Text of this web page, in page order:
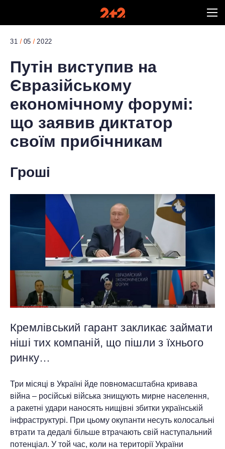
31 05 2022
Путін виступив на
Євразійському
економічному форумі:
що заявив диктатор
своїм прибічникам
Гроші
Кремлівський гарант закликає займати
ніші тих компаній, що пішли з їхнього
ринку…
Три місяці в Україні йде повномасштабна кривава
війна – російські війська знищують мирне населення,
а ракетні удари наносять нищівні збитки українській
інфраструктурі. При цьому окупанти несуть колосальні
втрати та дедалі більше втрачають свій наступальний
потенціал. У той час, коли на території України